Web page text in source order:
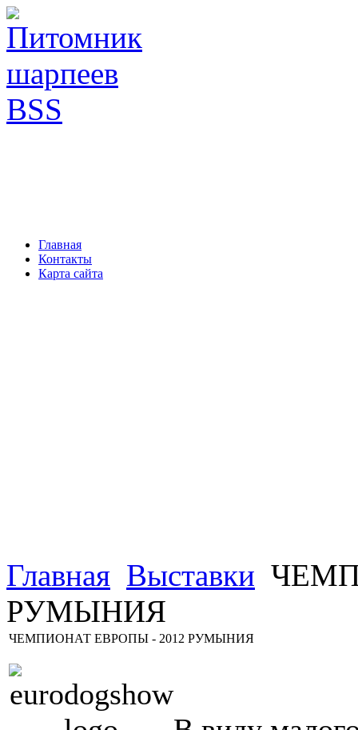
Главная
Контакты
Карта сайта
Главная Выставки
РУМЫНИЯ
ЧЕМПИОНАТ ЕВРОПЫ - 2012 РУМЫНИЯ